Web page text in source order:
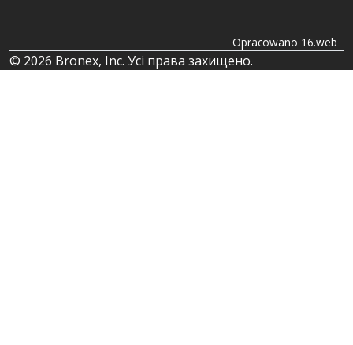
Opracowano 16.web
© 2026 Bronex, Inc. Усі права захищено.